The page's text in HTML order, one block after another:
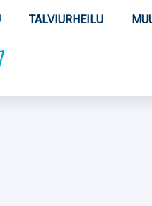
TALVIURHEILU